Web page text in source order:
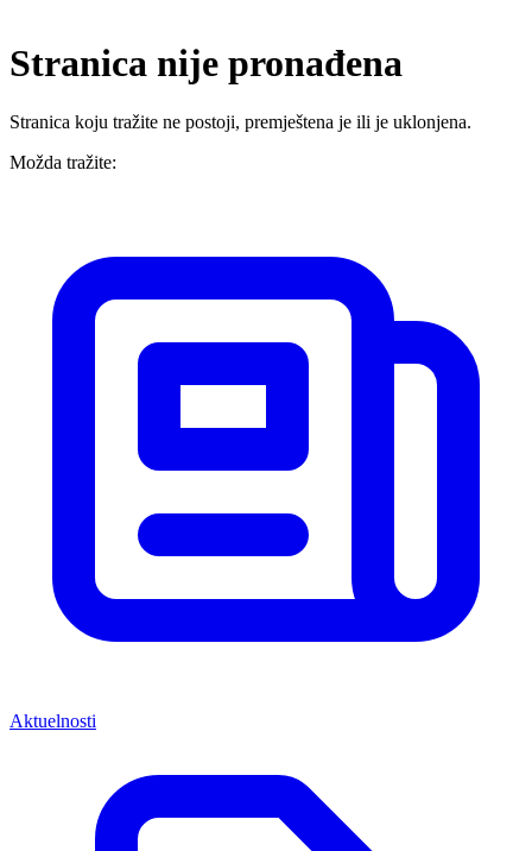
Stranica nije pronađena
Stranica koju tražite ne postoji, premještena je ili je uklonjena.
Možda tražite:
Aktuelnosti